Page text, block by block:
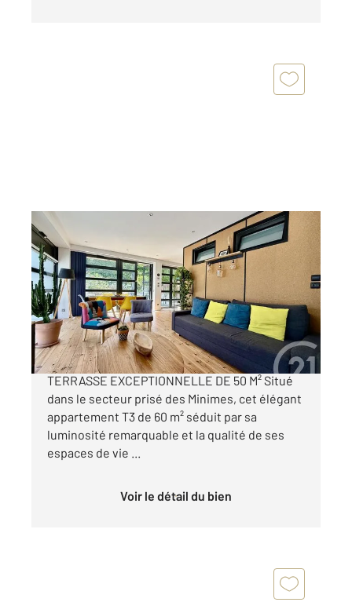
LA ROCHELLE 17
60 m2, 3 pièces
Ref : 18553
Appartement F3 à vendre
336 000 €
LES MINIMES APPARTEMENT T3 DE 60 M² AVEC
TERRASSE EXCEPTIONNELLE DE 50 M² Situé
dans le secteur prisé des Minimes, cet élégant
appartement T3 de 60 m² séduit par sa
luminosité remarquable et la qualité de ses
espaces de vie ...
Voir le détail du bien